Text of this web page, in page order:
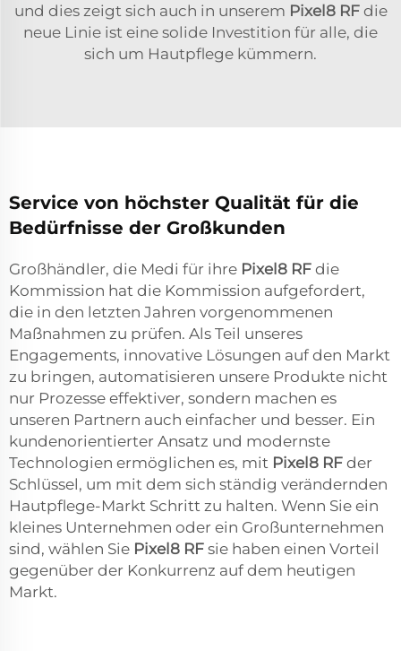
und dies zeigt sich auch in unserem Pixel8 RF die
neue Linie ist eine solide Investition für alle, die
sich um Hautpflege kümmern.
Service von höchster Qualität für die
Bedürfnisse der Großkunden
Großhändler, die Medi für ihre Pixel8 RF die
Kommission hat die Kommission aufgefordert,
die in den letzten Jahren vorgenommenen
Maßnahmen zu prüfen. Als Teil unseres
Engagements, innovative Lösungen auf den Markt
zu bringen, automatisieren unsere Produkte nicht
nur Prozesse effektiver, sondern machen es
unseren Partnern auch einfacher und besser. Ein
kundenorientierter Ansatz und modernste
Technologien ermöglichen es, mit Pixel8 RF der
Schlüssel, um mit dem sich ständig verändernden
Hautpflege-Markt Schritt zu halten. Wenn Sie ein
kleines Unternehmen oder ein Großunternehmen
sind, wählen Sie Pixel8 RF sie haben einen Vorteil
gegenüber der Konkurrenz auf dem heutigen
Markt.